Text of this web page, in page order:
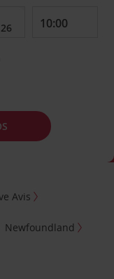
Avis
Newfoundland